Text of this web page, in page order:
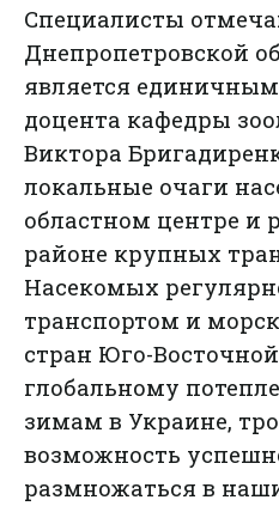
Специалисты
Днепропетровской
является
доцента кафедры
Виктора
локальные очаги
областном центре и
районе крупных
Насекомых
транспортом и
стран Юго-
глобальному
зимам в Украине,
возможность
размножаться в